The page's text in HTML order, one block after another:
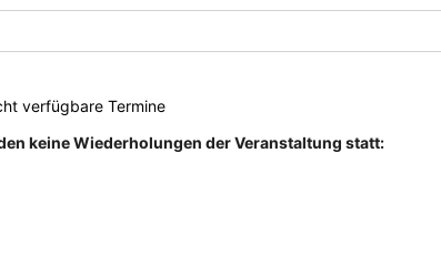
verfügbare Termine
keine Wiederholungen der Veranstaltung statt: